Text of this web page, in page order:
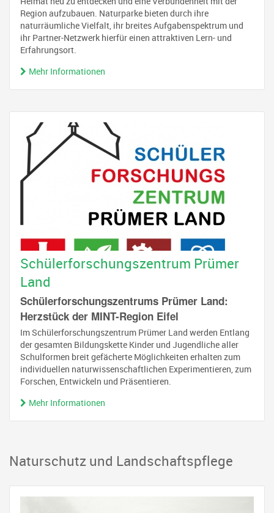
Region aufzubauen. Naturparke bieten durch ihre
naturräumliche Vielfalt, ihr breites Aufgabenspektrum und
ihr Partner-Netzwerk hierfür einen attraktiven Lern- und
Erfahrungsort.
Mehr Informationen
Schülerforschungszentrum Prümer
Land
Schülerforschungszentrums Prümer Land:
Herzstück der MINT-Region Eifel
Im Schülerforschungszentrum Prümer Land werden Entlang
der gesamten Bildungskette Kinder und Jugendliche aller
Schulformen breit gefächerte Möglichkeiten erhalten zum
individuellen naturwissenschaftlichen Experimentieren, zum
Forschen, Entwickeln und Präsentieren.
Mehr Informationen
Naturschutz und Landschaftspflege